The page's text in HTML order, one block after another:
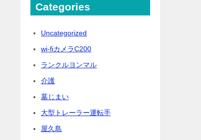
Categories
Uncategorized
wi-fiカメラC200
ランクルヨンマル
介護
墓じまい
大型トレーラー運転手
屋久島